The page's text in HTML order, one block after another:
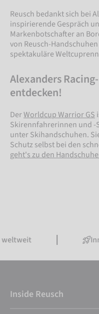
Reusch bedankt sich bei
inspirierende Gespräch
Markenbotschafter an
von Reusch-
spektakuläre
Alexanders
entdecken!
DerWorldcup Warrior GS
Skirennfahrerinnen und -
unter Skihandschuhen.
Schutz selbst bei den
geht's zu den
Inside Reusch